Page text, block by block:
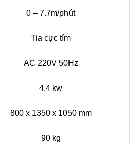
0 – 7.7m/phút
Tia cực tím
AC 220V 50Hz
4.4 kw
800 x 1350 x 1050 mm
90 kg